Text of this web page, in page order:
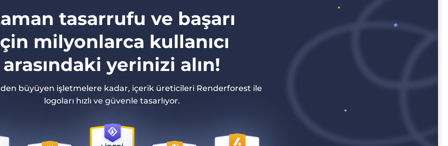
tasarrufu ve başarı
milyonlarca kullanıcı
arasındaki yerinizi alın!
büyüyen işletmelere kadar, içerik üreticileri Renderforest ile
logoları hızlı ve güvenle tasarlıyor.